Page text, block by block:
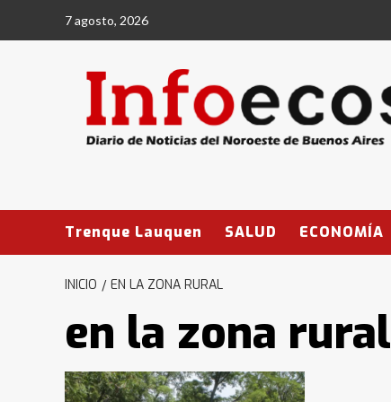
7 agosto, 2026
Trenque Lauquen SALUD ECONOMÍA
INICIO EN LA ZONA RURAL
en la zona rural